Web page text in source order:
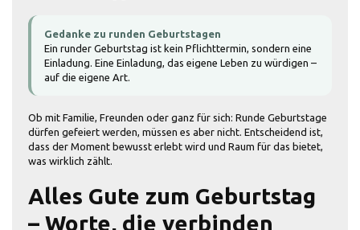
Gedanke zu runden Geburtstagen
Ein runder Geburtstag ist kein Pflichttermin, sondern eine
Einladung. Eine Einladung, das eigene Leben zu würdigen –
auf die eigene Art.
Ob mit Familie, Freunden oder ganz für sich: Runde Geburtstage
dürfen gefeiert werden, müssen es aber nicht. Entscheidend ist,
dass der Moment bewusst erlebt wird und Raum für das bietet,
was wirklich zählt.
Alles Gute zum Geburtstag
– Worte, die verbinden